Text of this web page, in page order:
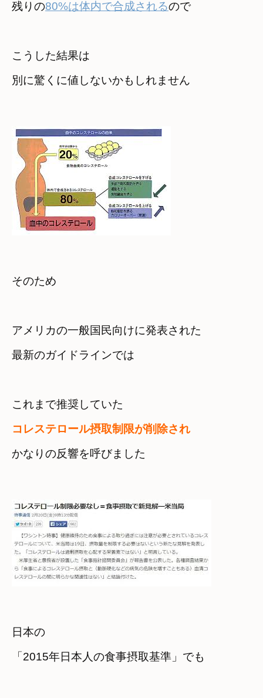
残りの80%は体内で合成されるので
こうした結果は
別に驚くに値しないかもしれません
そのため
アメリカの一般国民向けに発表された
コレステロール摂取制限が削除され
かなりの反響を呼びました
日本の